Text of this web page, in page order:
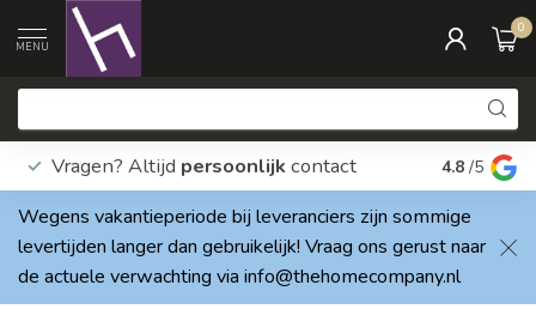
MENU
0
Vragen? Altijd persoonlijk contact Elke dag
4.8 /5
Wegens vakantieperiode bij leveranciers zijn sommige
levertijden langer dan gebruikelijk! Vraag ons gerust naar
de actuele verwachting via info@thehomecompany.nl